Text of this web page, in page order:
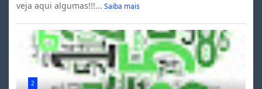
veja aqui algumas!!!... Saiba mais
2